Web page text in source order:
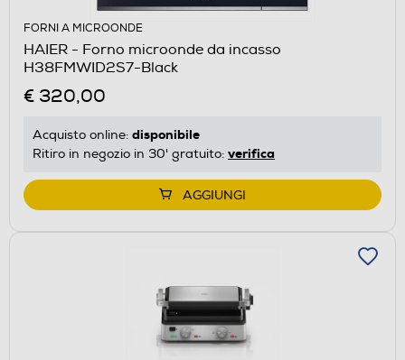
FORNI A MICROONDE
HAIER - Forno microonde da incasso
H38FMWID2S7-Black
€ 320,00
Acquisto online: disponibile
Ritiro in negozio in 30' gratuito: verifica
AGGIUNGI